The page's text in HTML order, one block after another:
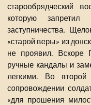
старообрядческий
которую
заступничества.
«старой веры» из
не проявил. Вскоре
ручные кандалы и
легкими. Во
сопровождении
«для прошения